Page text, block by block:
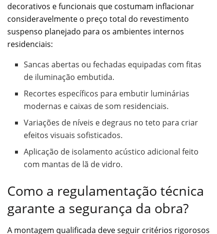
decorativos e funcionais que costumam inflacionar
consideravelmente o preço total do revestimento
suspenso planejado para os ambientes internos
residenciais:
Sancas abertas ou fechadas equipadas com fitas
de iluminação embutida.
Recortes específicos para embutir luminárias
modernas e caixas de som residenciais.
Variações de níveis e degraus no teto para criar
efeitos visuais sofisticados.
Aplicação de isolamento acústico adicional feito
com mantas de lã de vidro.
Como a regulamentação técnica
garante a segurança da obra?
A montagem qualificada deve seguir critérios rigorosos